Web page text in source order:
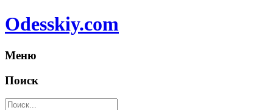
Odesskiy.com
Меню
Поиск